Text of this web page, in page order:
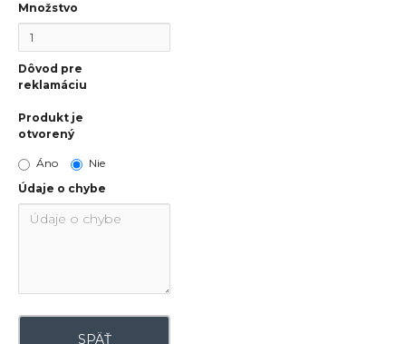
Množstvo
Dôvod pre
reklamáciu
Produkt je
otvorený
Áno
Nie
Údaje o chybe
SPÄŤ